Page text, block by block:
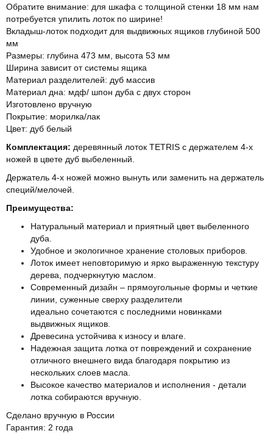
Обратите внимание: для шкафа с толщиной стенки 18 мм нам
потребуется упилить лоток по ширине!
Вкладыш-лоток подходит для выдвижных ящиков глубиной 500
мм
Размеры: глубина 473 мм, высота 53 мм
Ширина зависит от системы ящика
Материал разделителей: дуб массив
Материал дна: мдф/ шпон дуба с двух сторон
Изготовлено вручную
Покрытие: морилка/лак
Цвет: дуб белый
Комплектация: деревянный лоток TETRIS с держателем 4-х
ножей в цвете дуб выбеленный.
Держатель 4-х ножей можно вынуть или заменить на держатель
специй/мелочей.
Преимущества:
Натуральный материал и приятный цвет выбеленного
дуба.
Удобное и экологичное хранение столовых приборов.
Лоток имеет неповторимую и ярко выраженную текстуру
дерева, подчеркнутую маслом.
Современный дизайн – прямоугольные формы и четкие
линии, суженные сверху разделители
идеально сочетаются с последними новинками
выдвижных ящиков.
Древесина устойчива к износу и влаге.
Надежная защита лотка от повреждений и сохранение
отличного внешнего вида благодаря покрытию из
нескольких слоев масла.
Высокое качество материалов и исполнения - детали
лотка собираются вручную.
Сделано вручную в России
Гарантия: 2 года